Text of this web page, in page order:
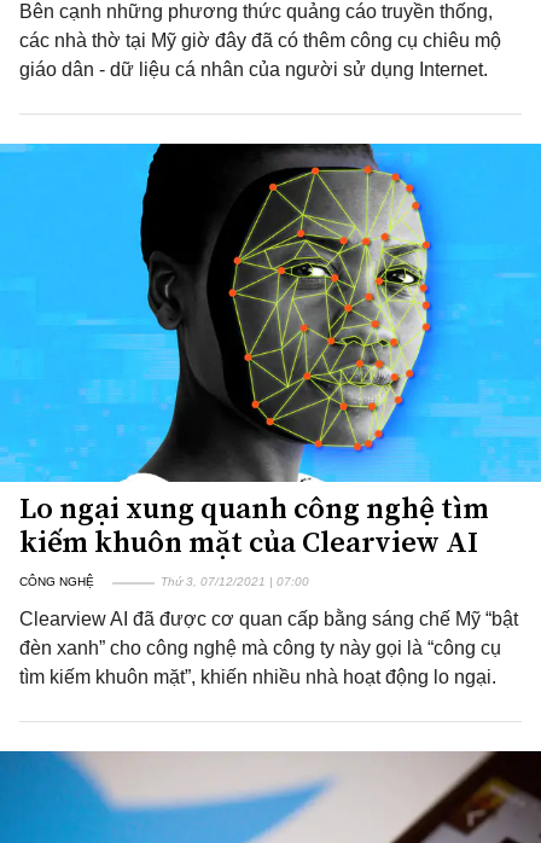
Bên cạnh những phương thức quảng cáo truyền thống,
các nhà thờ tại Mỹ giờ đây đã có thêm công cụ chiêu mộ
giáo dân - dữ liệu cá nhân của người sử dụng Internet.
Lo ngại xung quanh công nghệ tìm
kiếm khuôn mặt của Clearview AI
CÔNG NGHỆ Thứ 3, 07/12/2021 | 07:00
Clearview AI đã được cơ quan cấp bằng sáng chế Mỹ “bật
đèn xanh” cho công nghệ mà công ty này gọi là “công cụ
tìm kiếm khuôn mặt”, khiến nhiều nhà hoạt động lo ngại.